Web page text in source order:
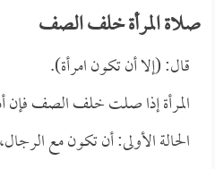
صلاة المرأة خلف الصف
قال: (إلا أن تكون امرأة).
المرأة إذا صلت خلف الصف فإن
الحالة الأولى: أن تكون مع